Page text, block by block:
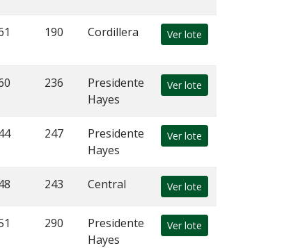
190 Cordillera Ver lote
236
Presidente
Hayes
Ver lote
247
Presidente
Hayes
Ver lote
243 Central Ver lote
290
Presidente
Hayes
Ver lote